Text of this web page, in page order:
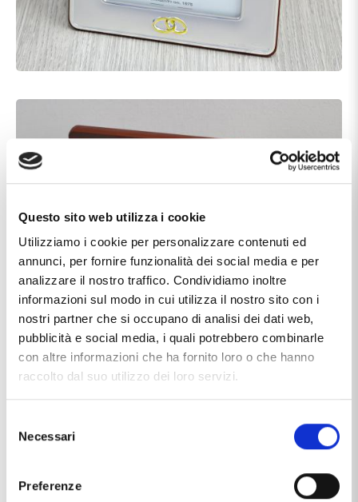
Questo sito web utilizza i cookie
Utilizziamo i cookie per personalizzare contenuti ed
annunci, per fornire funzionalità dei social media e per
analizzare il nostro traffico. Condividiamo inoltre
informazioni sul modo in cui utilizza il nostro sito con i
nostri partner che si occupano di analisi dei dati web,
pubblicità e social media, i quali potrebbero combinarle
con altre informazioni che ha fornito loro o che hanno
raccolto dal suo utilizzo dei loro servizi.
delNecessari
Preferenze
Marca